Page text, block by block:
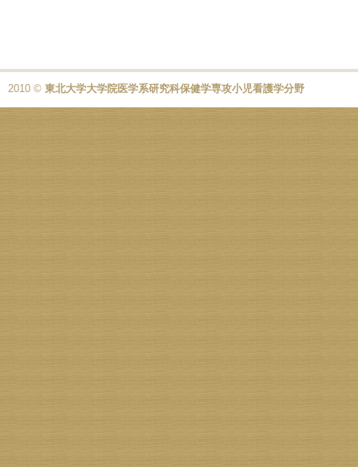
2010 © 東北大学大学院医学系研究科保健学専攻小児看護学分野